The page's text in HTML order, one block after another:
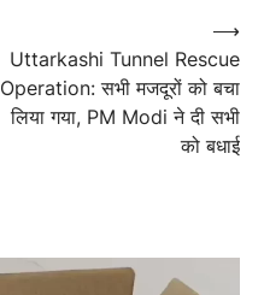
Uttarkashi Tunnel Rescue
Operation: सभी मजदूरों को बचा
लिया गया, PM Modi ने दी सभी
को बधाई
⟶